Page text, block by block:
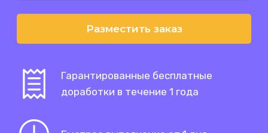
Разместить заказ
Гарантированные бесплатные
доработки в течение 1 года